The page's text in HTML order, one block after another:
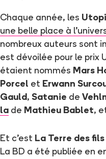
Chaque année, les
une belle place à
nombreux auteurs sont
est dévoilée pour le prix
étaient nommés Mars
Porcel et Erwann
Gauld , Satanie de
la de Mathieu Bablet,
Et c'est La Terre des fils
La BD a été publiée en